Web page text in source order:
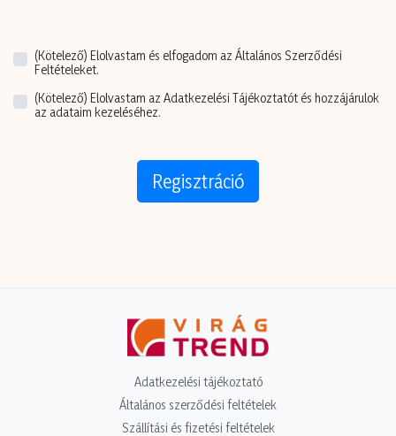
(Kötelező) Elolvastam és elfogadom az Általános Szerződési
Feltételeket.
(Kötelező) Elolvastam az Adatkezelési Tájékoztatót és hozzájárulok
az adataim kezeléséhez.
Regisztráció
Adatkezelési tájékoztató
Általános szerződési feltételek
Szállítási és fizetési feltételek